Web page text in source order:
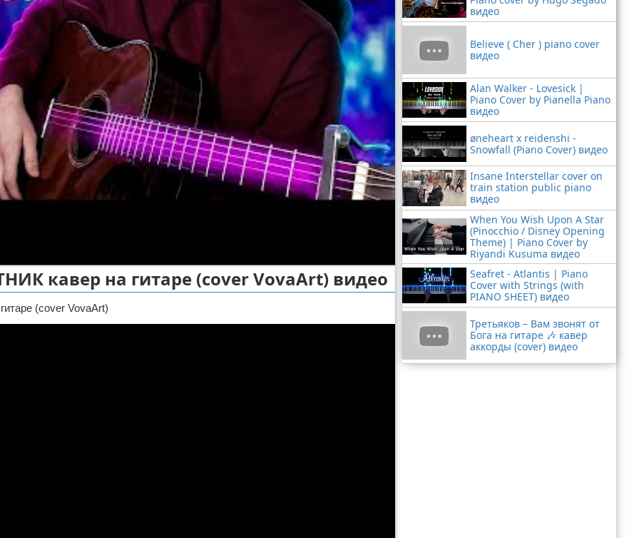
кавер на гитаре (cover VovaArt) видео
(cover VovaArt)
видео
Believe ( Cher ) piano cover
видео
Alan Walker - Lovesick |
Piano Cover by Pianella Piano
видео
øneheart x reidenshi -
Snowfall (Piano Cover) видео
Insane Interstellar cover on
train station public piano
видео
When You Wish Upon A Star
(Pinocchio / Disney Opening
Theme) | Piano Cover by
Riyandi Kusuma видео
Seafret - Atlantis | Piano
Cover with Strings (with
PIANO SHEET) видео
Третьяков – Вам звонят от
Бога на гитаре 🎶 кавер
аккорды (cover) видео